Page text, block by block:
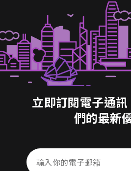
立即訂閱電子通
們的最新